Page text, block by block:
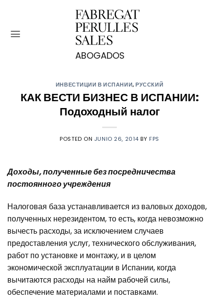
contenido
ИНВЕСТИЦИИ В ИСПАНИИ,РУССКИЙ
КАК ВЕСТИ БИЗНЕС В ИСПАНИИ:
Подоходный налог
POSTED ON JUNIO 26, 2014 BY FPS
Доходы, полученные без посредничества
постоянного учреждения
Налоговая база устанавливается из валовых доходов,
полученных нерезидентом, то есть, когда невозможно
вычесть расходы, за исключением случаев
предоставления услуг, технического обслуживания,
работ по установке и монтажу, и в целом
экономической эксплуатации в Испании, когда
вычитаются расходы на найм рабочей силы,
обеспечение материалами и поставками.